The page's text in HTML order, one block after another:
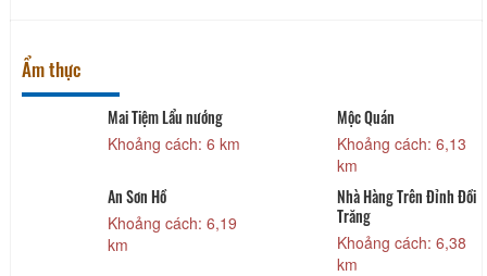
Ẩm thực
Mai Tiệm Lẩu nướng
Khoảng cách: 6 km
Mộc Quán
Khoảng cách: 6,13
km
An Sơn Hồ
Khoảng cách: 6,19
km
Nhà Hàng Trên Đỉnh Đồi
Trăng
Khoảng cách: 6,38
km